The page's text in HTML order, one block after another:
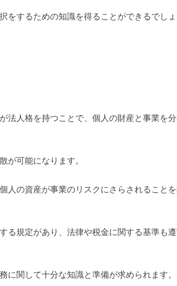
をするための知識を得ることができるでしょ
法人格を持つことで、個人の財産と事業を
が可能になります。
人の資産が事業のリスクにさらされること
る規定があり、法律や税金に関する基準も
関して十分な知識と準備が求められます。